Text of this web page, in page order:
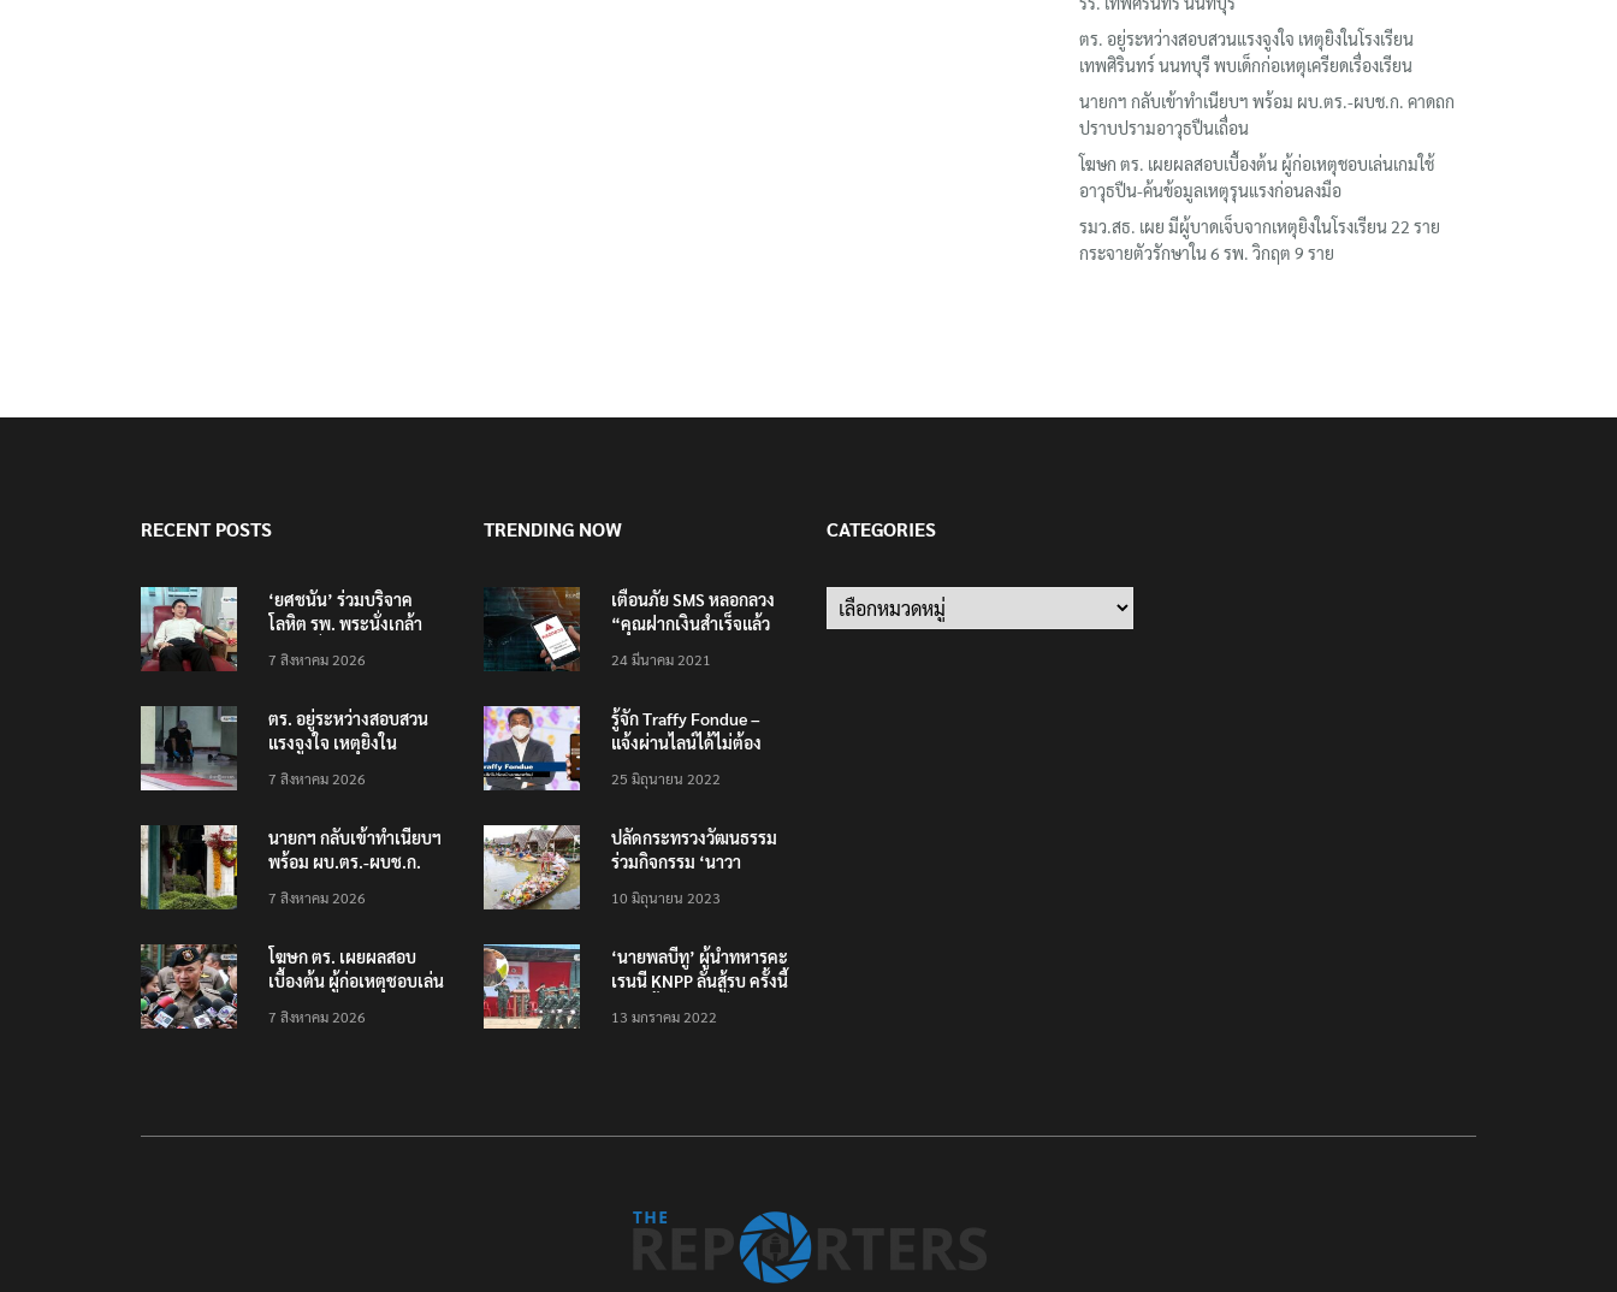
ตร. อยู่ระหว่างสอบสวนแรงจูงใจ เหตุยิงในโรงเรียน
เทพศิรินทร์ นนทบุรี พบเด็กก่อเหตุเครียดเรื่องเรียน
นายกฯ กลับเข้าทำเนียบฯ พร้อม ผบ.ตร.-ผบช.ก. คาดถก
ปราบปรามอาวุธปืนเถื่อน
โฆษก ตร. เผยผลสอบเบื้องต้น ผู้ก่อเหตุชอบเล่นเกมใช้
อาวุธปืน-ค้นข้อมูลเหตุรุนแรงก่อนลงมือ
รมว.สธ. เผย มีผู้บาดเจ็บจากเหตุยิงในโรงเรียน 22 ราย
กระจายตัวรักษาใน 6 รพ. วิกฤต 9 ราย
RECENT POSTS
‘ยศชนัน’ ร่วมบริจาค
โลหิต รพ. พระนั่งเกล้า
เทพศิรินทร์ นนทบุรี
7 สิงหาคม 2026
ตร. อยู่ระหว่างสอบสวน
แรงจูงใจ เหตุยิงใน
นนทบุรี พบเด็กก่อเหตุ
7 สิงหาคม 2026
นายกฯ กลับเข้าทำเนียบฯ
พร้อม ผบ.ตร.-ผบช.ก.
ปืนเถื่อน
7 สิงหาคม 2026
โฆษก ตร. เผยผลสอบ
เบื้องต้น ผู้ก่อเหตุชอบเล่น
เหตุรุนแรงก่อนลงมือ
7 สิงหาคม 2026
TRENDING NOW
เตือนภัย SMS หลอกลวง
“คุณฝากเงินสำเร็จแล้ว
200,000 บาท”
24 มีนาคม 2021
รู้จัก Traffy Fondue –
แจ้งผ่านไลน์ได้ไม่ต้อง
ทั่วไทย ไม่ใช่แค่ในกรุง
25 มิถุนายน 2022
ปลัดกระทรวงวัฒนธรรม
ร่วมกิจกรรม ‘นาวา
ตักบาตรทางน้ำ
10 มิถุนายน 2023
‘นายพลบีทู’ ผู้นำทหารคะ
เรนนี KNPP ลั่นสู้รบ ครั้งนี้
ประชาชนต้องชนะ
13 มกราคม 2022
CATEGORIES
Categories